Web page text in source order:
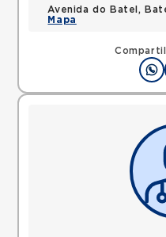
Avenida do Batel,
Mapa